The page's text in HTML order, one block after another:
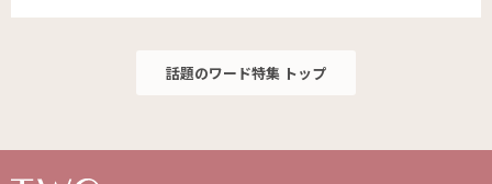
話題のワード特集 トップ